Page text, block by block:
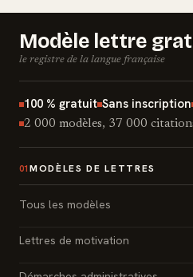
Modèle lettre
le registre de la langue française
100 % gratuit Sans inscription
2 000 modèles, 37 000
01 MODÈLES DE LETTRES
Tous les modèles
Lettres de motivation